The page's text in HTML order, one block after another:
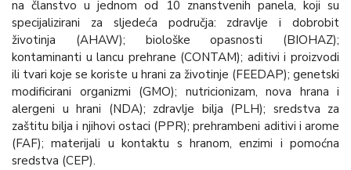
na članstvo u jednom od 10 znanstvenih panela, koji su
specijalizirani za sljedeća područja: zdravlje i dobrobit
životinja (AHAW); biološke opasnosti (BIOHAZ);
kontaminanti u lancu prehrane (CONTAM); aditivi i proizvodi
ili tvari koje se koriste u hrani za životinje (FEEDAP); genetski
modificirani organizmi (GMO); nutricionizam, nova hrana i
alergeni u hrani (NDA); zdravlje bilja (PLH); sredstva za
zaštitu bilja i njihovi ostaci (PPR); prehrambeni aditivi i arome
(FAF); materijali u kontaktu s hranom, enzimi i pomoćna
sredstva (CEP).